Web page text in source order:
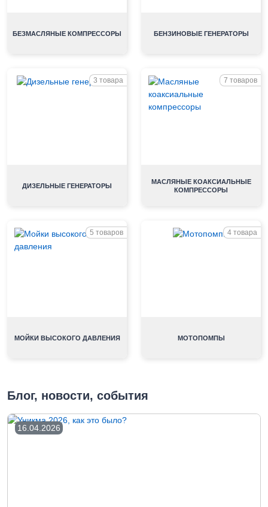
БЕЗМАСЛЯНЫЕ КОМПРЕССОРЫ БЕНЗИНОВЫЕ ГЕНЕРАТОРЫ
3 товара
ДИЗЕЛЬНЫЕ ГЕНЕРАТОРЫ
7 товаров
МАСЛЯНЫЕ КОАКСИАЛЬНЫЕ
КОМПРЕССОРЫ
5 товаров
МОЙКИ ВЫСОКОГО ДАВЛЕНИЯ
4 товара
МОТОПОМПЫ
Блог, новости, события
16.04.2026